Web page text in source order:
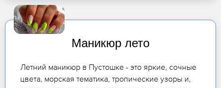
Маникюр лето
Летний маникюр в Пустошке - это яркие, сочные
цвета, морская тематика, тропические узоры и,